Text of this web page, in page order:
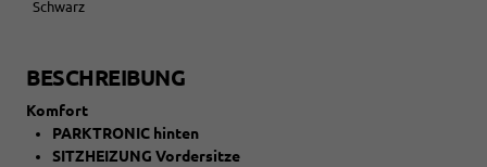
Schwarz
BESCHREIBUNG
Komfort
PARKTRONIC hinten
SITZHEIZUNG Vordersitze